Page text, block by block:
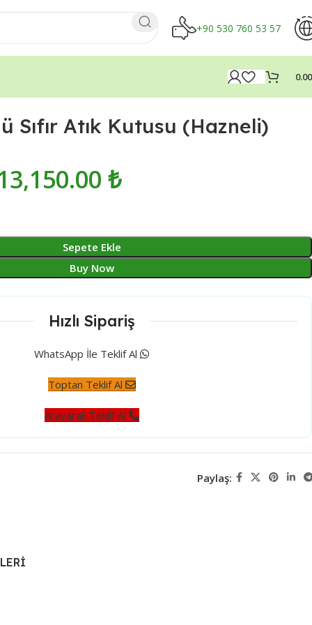
+90 530 760 53 57
Sıfır Atık Kutusu (Hazneli)
₺
Sepete Ekle
Buy Now
Hızlı Sipariş
WhatsApp İle Teklif Al
Toptan Teklif Al
Arayarak Teklif Al
Paylaş: